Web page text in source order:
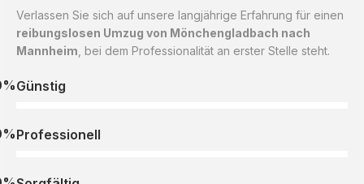
Verlassen Sie sich auf unsere langjährige Erfahrung für einen
reibungslosen Umzug von Mönchengladbach nach
Mannheim , bei dem Professionalität an erster Stelle steht.
Günstig
Professionell